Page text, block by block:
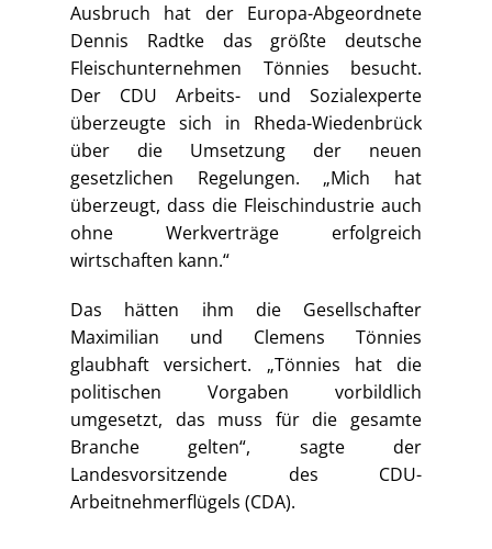
Ausbruch hat der Europa-Abgeordnete
Dennis Radtke das größte deutsche
Fleischunternehmen Tönnies besucht.
Der CDU Arbeits- und Sozialexperte
überzeugte sich in Rheda-Wiedenbrück
über die Umsetzung der neuen
gesetzlichen Regelungen. „Mich hat
überzeugt, dass die Fleischindustrie auch
ohne Werkverträge erfolgreich
wirtschaften kann.“
Das hätten ihm die Gesellschafter
Maximilian und Clemens Tönnies
glaubhaft versichert. „Tönnies hat die
politischen Vorgaben vorbildlich
umgesetzt, das muss für die gesamte
Branche gelten“, sagte der
Landesvorsitzende des CDU-
Arbeitnehmerflügels (CDA).